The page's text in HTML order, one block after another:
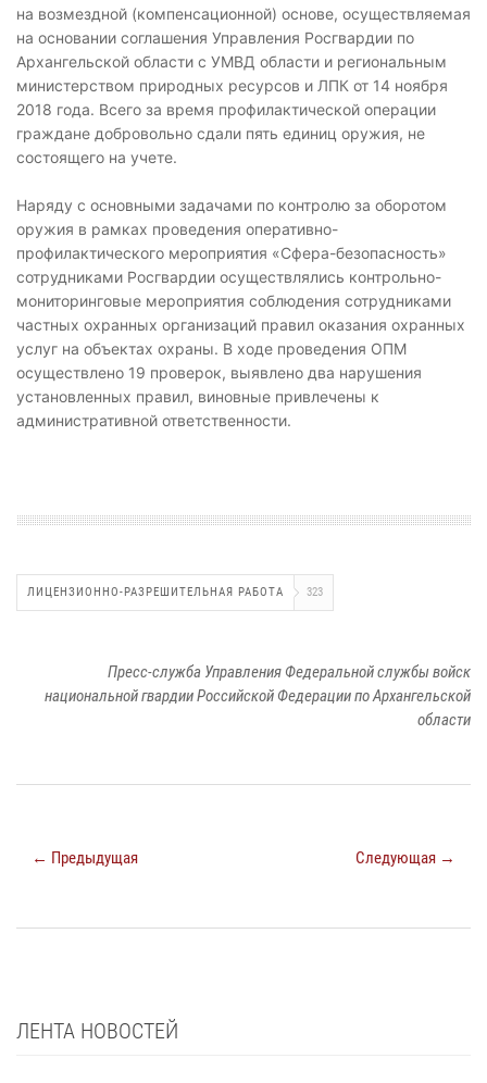
на возмездной (компенсационной) основе, осуществляемая
на основании соглашения Управления Росгвардии по
Архангельской области с УМВД области и региональным
министерством природных ресурсов и ЛПК от 14 ноября
2018 года. Всего за время профилактической операции
граждане добровольно сдали пять единиц оружия, не
состоящего на учете.
Наряду с основными задачами по контролю за оборотом
оружия в рамках проведения оперативно-
профилактического мероприятия «Сфера-безопасность»
сотрудниками Росгвардии осуществлялись контрольно-
мониторинговые мероприятия соблюдения сотрудниками
частных охранных организаций правил оказания охранных
услуг на объектах охраны. В ходе проведения ОПМ
осуществлено 19 проверок, выявлено два нарушения
установленных правил, виновные привлечены к
административной ответственности.
ЛИЦЕНЗИОННО-РАЗРЕШИТЕЛЬНАЯ РАБОТА 323
Пресс-служба Управления Федеральной службы войск
национальной гвардии Российской Федерации по Архангельской
области
← Предыдущая Следующая →
ЛЕНТА НОВОСТЕЙ